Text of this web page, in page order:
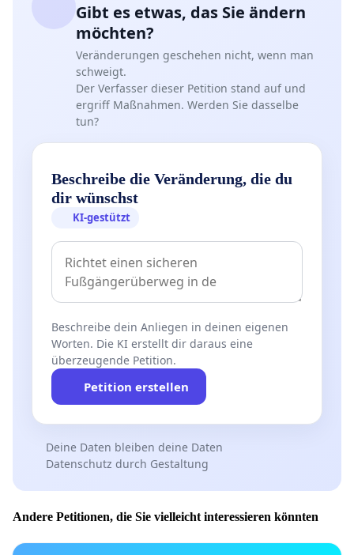
Gibt es etwas, das Sie ändern
möchten?
Veränderungen geschehen nicht, wenn man
schweigt.
Der Verfasser dieser Petition stand auf und
ergriff Maßnahmen. Werden Sie dasselbe
tun?
Beschreibe die Veränderung, die du
dir wünschst
KI-gestützt
Beschreibe dein Anliegen in deinen eigenen
Worten. Die KI erstellt dir daraus eine
überzeugende Petition.
Petition erstellen
Deine Daten bleiben deine Daten
Datenschutz durch Gestaltung
Andere Petitionen, die Sie vielleicht interessieren könnten